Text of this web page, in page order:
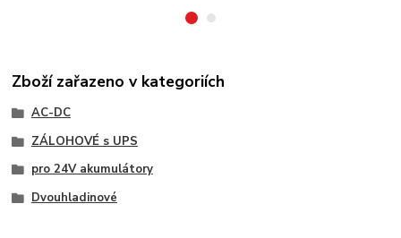
Zboží zařazeno v kategoriích
AC-DC
ZÁLOHOVÉ s UPS
pro 24V akumulátory
Dvouhladinové